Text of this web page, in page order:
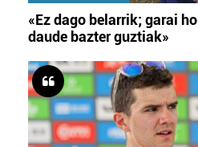
«Ez dago belarrik; garai
daude bazter guztiak»